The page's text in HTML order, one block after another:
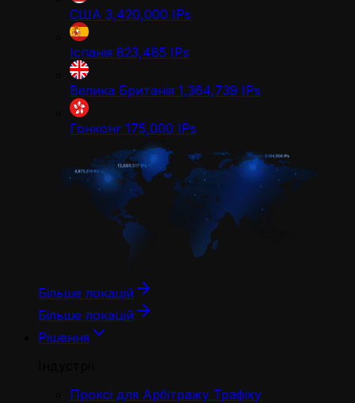
США 3,420,000 IPs
Іспанія 823,485 IPs
Велика Британія 1,364,739 IPs
Гонконг 175,000 IPs
Більше локацій
Більше локацій
Рішення
Проксі для Арбітражу Трафіку